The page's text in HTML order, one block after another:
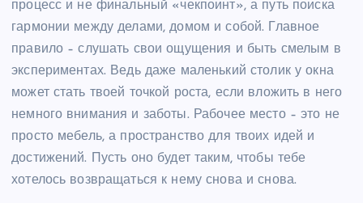
процесс и не финальный «чекпоинт», а путь поиска
гармонии между делами, домом и собой. Главное
правило – слушать свои ощущения и быть смелым в
экспериментах. Ведь даже маленький столик у окна
может стать твоей точкой роста, если вложить в него
немного внимания и заботы. Рабочее место – это не
просто мебель, а пространство для твоих идей и
достижений. Пусть оно будет таким, чтобы тебе
хотелось возвращаться к нему снова и снова.